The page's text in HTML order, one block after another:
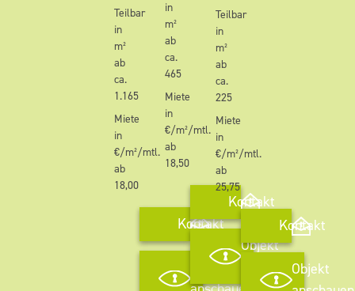
Teilbar
in
m²
ab
ca.
1.165
Miete
in
€/m²/mtl.
ab
18,00
Kontakt
Objekt
in
m²
ab
ca.
465
Miete
in
€/m²/mtl.
ab
18,50
Kontakt
Objekt
anschauen
Teilbar
in
m²
ab
ca.
225
Miete
in
€/m²/mtl.
ab
25,75
Kontakt
Objekt